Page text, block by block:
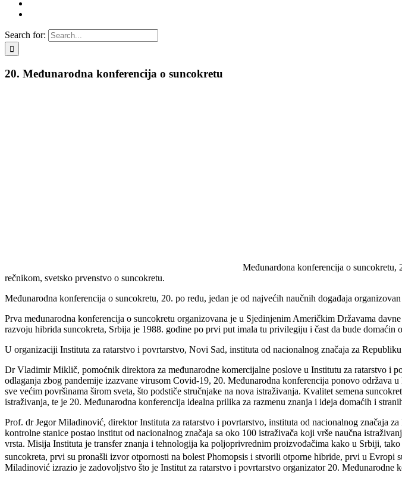
Search for:
20. Međunarodna konferencija o suncokretu
Međunardona konferencija o
rečnikom, svetsko prvenstvo o suncokretu.
Međunarodna konferencija o suncokretu, 20. po redu, jedan je od najvećih naučnih događaja
Prva međunarodna konferencija o suncokretu organizovana je u Sjedinjenim Američkim Državama
razvoju hibrida suncokreta, Srbija je 1988. godine po prvi put imala tu privilegiju i čast da bude domaćin
U organizaciji Instituta za ratarstvo i povrtarstvo, Novi Sad, instituta od nacionalnog značaja za
Dr Vladimir Miklič, pomoćnik direktora za međunarodne komercijalne poslove u Institutu za ratarstvo i
odlaganja zbog pandemije izazvane virusom Covid-19, 20. Međunarodna konferencija ponovo
sve većim površinama širom sveta, što podstiče stručnjake na nova istraživanja. Kvalitet semena
istraživanja, te je 20. Međunarodna konferencija idealna prilika za razmenu znanja i ideja domaćih i
Prof. dr Jegor Miladinović, direktor Instituta za ratarstvo i povrtarstvo, instituta od nacionalnog značaja
kontrolne stanice postao institut od nacionalnog značaja sa oko 100 istraživača koji vrše naučna
vrsta. Misija Instituta je transfer znanja i tehnologija ka poljoprivrednim proizvođačima kako u Srbiji,
suncokreta, prvi su pronašli izvor otpornosti na bolest Phomopsis i stvorili otporne hibride, prvi u Evropi
Miladinović izrazio je zadovoljstvo što je Institut za ratarstvo i povrtarstvo organizator 20. Međunarodne